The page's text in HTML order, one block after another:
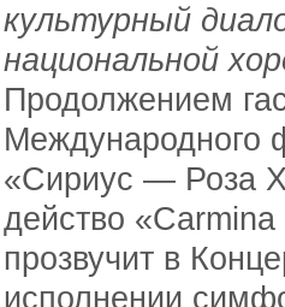
культурный
национальной
Продолжением
Международного
«Сириус — Роза
действо
прозвучит в
исполнении